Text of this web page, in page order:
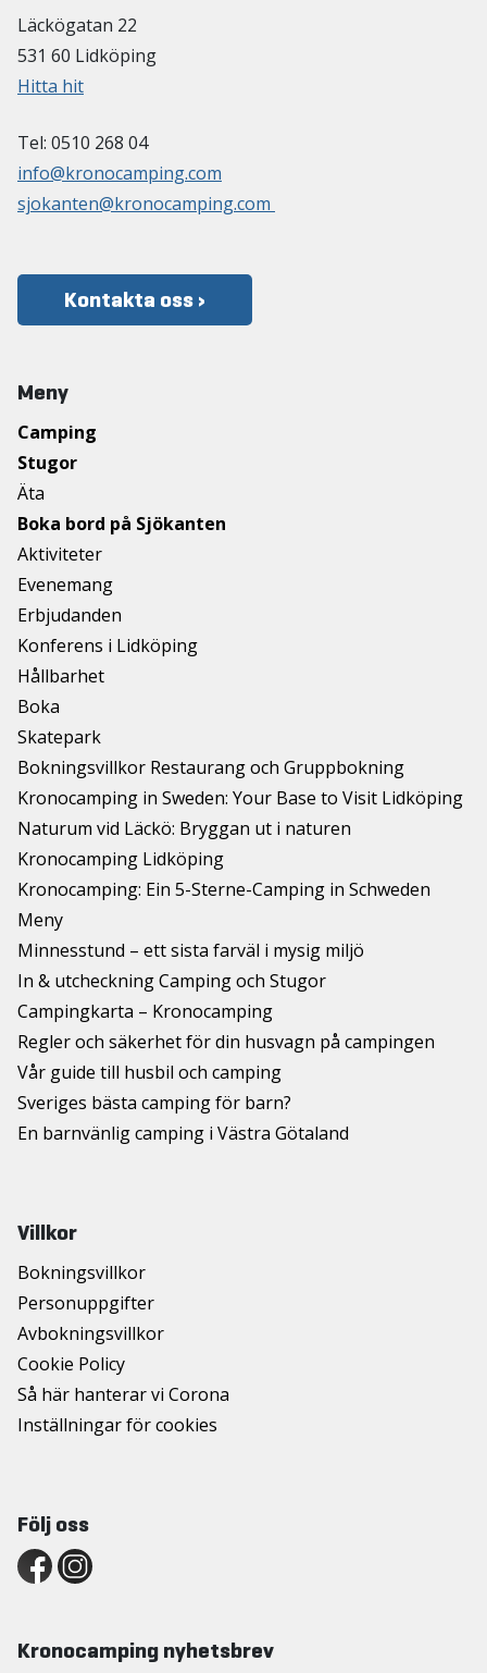
Läckögatan 22
531 60 Lidköping
Hitta hit
Tel: 0510 268 04
info@kronocamping.com
sjokanten@kronocamping.com
Kontakta oss ›
Meny
Camping
Stugor
Äta
Boka bord på Sjökanten
Aktiviteter
Evenemang
Erbjudanden
Konferens i Lidköping
Hållbarhet
Boka
Skatepark
Bokningsvillkor Restaurang och Gruppbokning
Kronocamping in Sweden: Your Base to Visit Lidköping
Naturum vid Läckö: Bryggan ut i naturen
Kronocamping Lidköping
Kronocamping: Ein 5-Sterne-Camping in Schweden
Meny
Minnesstund – ett sista farväl i mysig miljö
In & utcheckning Camping och Stugor
Campingkarta – Kronocamping
Regler och säkerhet för din husvagn på campingen
Vår guide till husbil och camping
Sveriges bästa camping för barn?
En barnvänlig camping i Västra Götaland
Villkor
Bokningsvillkor
Personuppgifter
Avbokningsvillkor
Cookie Policy
Så här hanterar vi Corona
Inställningar för cookies
Följ oss
Kronocamping nyhetsbrev